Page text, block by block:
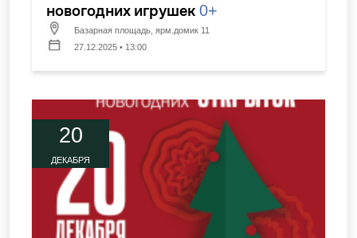
новогодних игрушек 0+
Базарная площадь, ярм.домик 11
27.12.2025 • 13:00
20
ДЕКАБРЯ